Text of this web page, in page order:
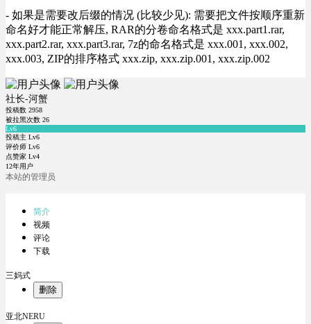
- 如果是需要改后缀的情况 (比较少见): 需要把文件按顺序重新
命名好才能正常解压, RAR的分卷命名格式是 xxx.part1.rar,
xxx.part2.rar, xxx.part3.rar, 7z的命名格式是 xxx.001, xxx.002,
xxx.003, ZIP的排序格式 xxx.zip, xxx.zip.001, xxx.zip.002
社长-河蟹
投稿数 2958
被拉黑次数 26
Lv6
投稿主 Lv6
评价师 Lv6
点赞家 Lv4
12年用户
本站的管理员
简介
视频
评论
下载
三妈式
删除
亚北NERU